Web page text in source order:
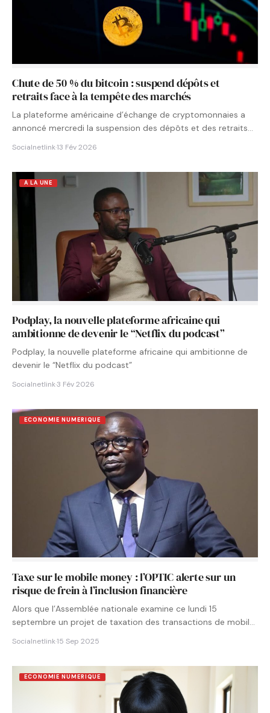
Chute de 50 % du bitcoin : suspend dépôts et
retraits face à la tempête des marchés
La plateforme américaine d’échange de cryptomonnaies a
annoncé mercredi la suspension des dépôts et des retraits
Socialnetlink·13 Fév 2026
A LA UNE
Podplay, la nouvelle plateforme africaine qui
ambitionne de devenir le “Netflix du podcast”
Podplay, la nouvelle plateforme africaine qui ambitionne de
devenir le “Netflix du podcast”
Socialnetlink·3 Fév 2026
ECONOMIE NUMERIQUE
Taxe sur le mobile money : l’OPTIC alerte sur un
risque de frein à l’inclusion financière
Alors que l’Assemblée nationale examine ce lundi 15
septembre un projet de taxation des transactions de mobile
Socialnetlink·15 Sep 2025
ECONOMIE NUMERIQUE